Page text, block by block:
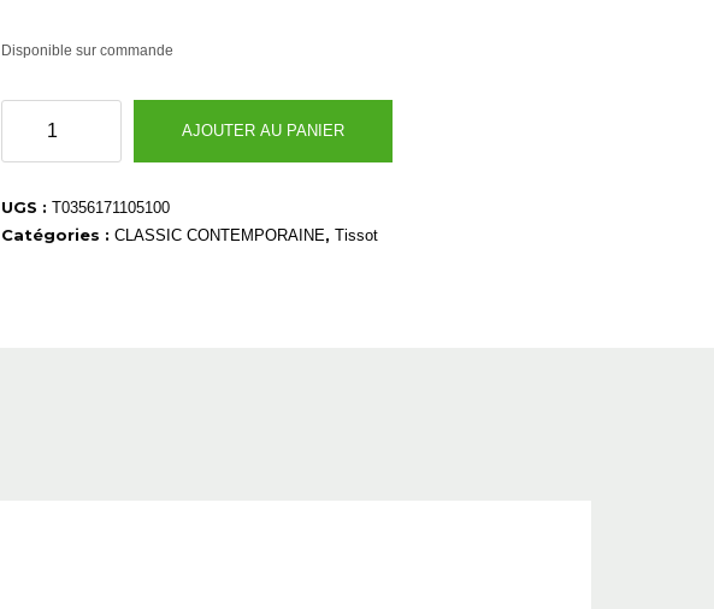
Disponible sur commande
T0356171105100
AJOUTER AU PANIER
UGS : T0356171105100
Catégories : CLASSIC CONTEMPORAINE, Tissot